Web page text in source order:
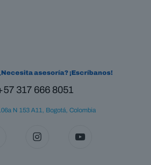
asesoría? ¡Escríbanos!
317 666 8051
N 153 A11, Bogotá, Colombia